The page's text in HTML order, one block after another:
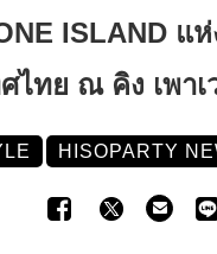
ISLAND แ
ไทย ณ คิง เพาเ
HISOPARTY